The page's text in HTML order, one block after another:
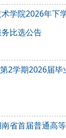
学院2026年下
比选公告
2学期2026届毕
省首届普通高